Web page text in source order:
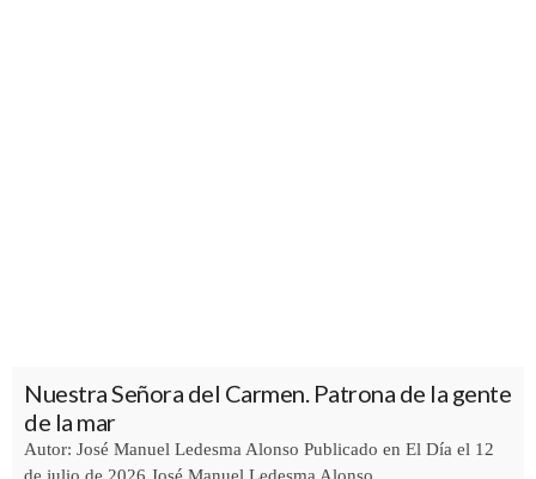
Nuestra Señora del Carmen. Patrona de la gente
de la mar
Autor: José Manuel Ledesma Alonso Publicado en El Día el 12